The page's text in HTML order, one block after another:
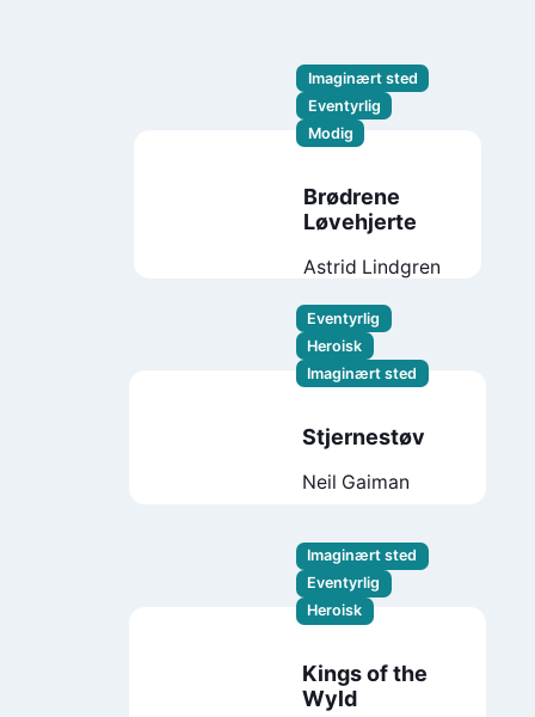
Imaginært sted
Eventyrlig
Modig
Brødrene
Løvehjerte
Astrid Lindgren
Eventyrlig
Heroisk
Imaginært sted
Stjernestøv
Neil Gaiman
Imaginært sted
Eventyrlig
Heroisk
Kings of the
Wyld